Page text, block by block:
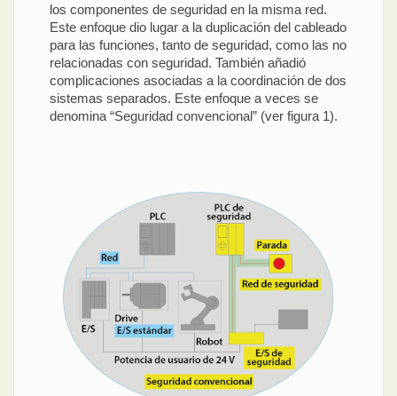
los componentes de seguridad en la misma red.
Este enfoque dio lugar a la duplicación del cableado
para las funciones, tanto de seguridad, como las no
relacionadas con seguridad. También añadió
complicaciones asociadas a la coordinación de dos
sistemas separados. Este enfoque a veces se
denomina “Seguridad convencional” (ver figura 1).